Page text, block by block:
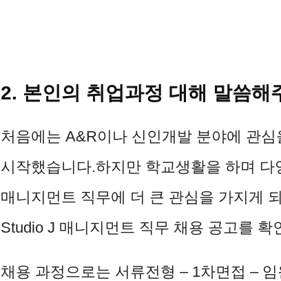
2. 본인의 취업과정 대해 말씀해
처음에는 A&R이나 신인개발 분야에 관
시작했습니다.하지만 학교생활을 하며
매니지먼트 직무에 더 큰 관심을 가지게
Studio J 매니지먼트 직무 채용 공고를 확
채용 과정으로는 서류전형 – 1차면접 –